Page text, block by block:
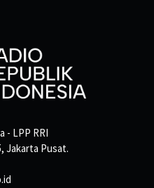
- LPP RRI
Jakarta Pusat.